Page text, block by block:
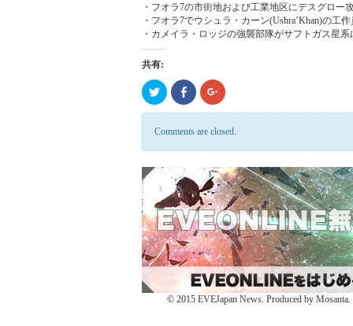
・フオラ7の市街地および工業地区にデスグロー
・フオラ7でウシュラ・カーン(Ushra’Khan)の
・カメイラ・ロッジの強襲部隊がサフトガス星
共有:
ク
リ
し
て
共
(新
し
い
ウ
ィ
ン
ド
ウ
で
開
す)
Click
to
Facebook
(新
ン
ド
ウ
で
開
き
ま
す)
ク
リ
し
て
共
有
(新
し
い
ウ
ィ
ン
ド
ウ
で
開
き
ま
す)
Comments are closed.
© 2015 EVEJapan News. Produced by